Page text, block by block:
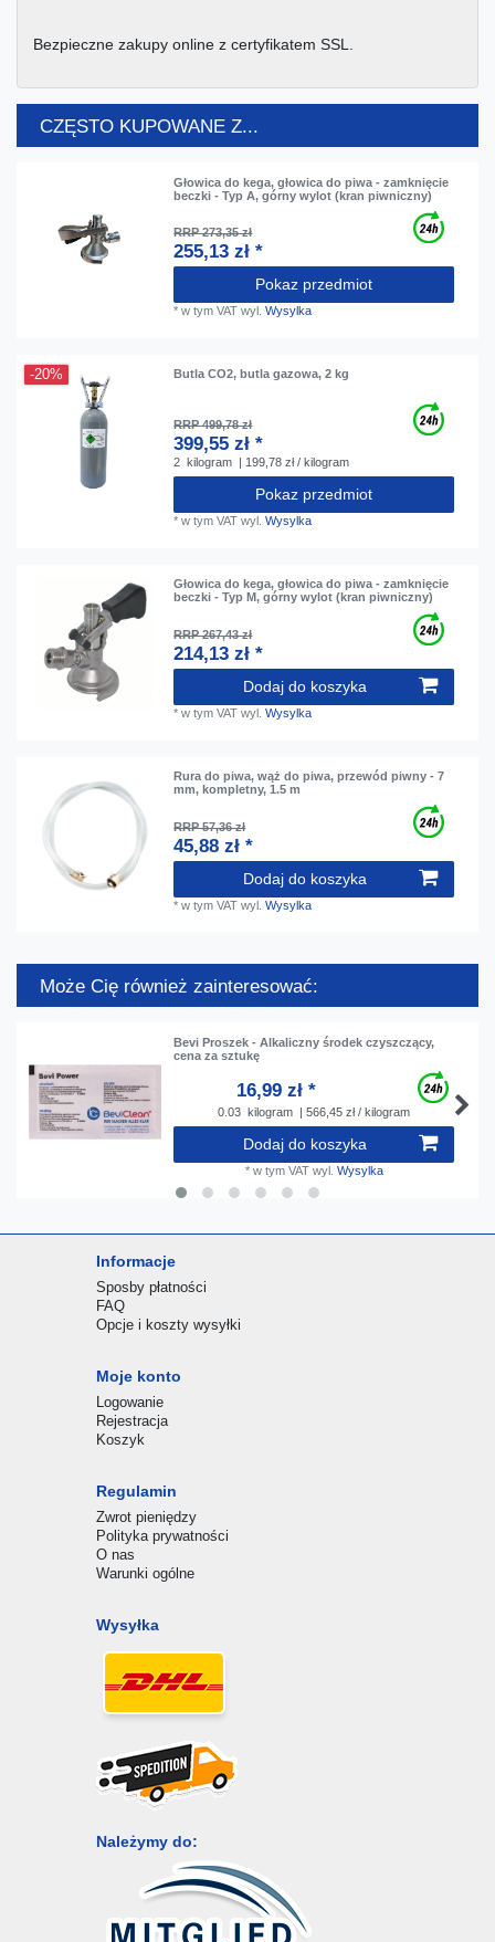
Bezpieczne zakupy online z certyfikatem SSL.
CZĘSTO KUPOWANE Z...
Głowica do kega, głowica do piwa - zamknięcie
beczki - Typ A, górny wylot (kran piwniczny)
RRP 273,35 zł
255,13 zł *
Pokaz przedmiot
*w tym VAT wyl.Wysylka
-20% Butla CO2, butla gazowa, 2 kg
RRP 499,78 zł
399,55 zł *
2 kilogram | 199,78 zł / kilogram
Pokaz przedmiot
*w tym VAT wyl.Wysylka
Głowica do kega, głowica do piwa - zamknięcie
beczki - Typ M, górny wylot (kran piwniczny)
RRP 267,43 zł
214,13 zł *
Dodaj do koszyka
*w tym VAT wyl.Wysylka
Rura do piwa, wąż do piwa, przewód piwny - 7
mm, kompletny, 1.5 m
RRP 57,36 zł
45,88 zł *
Dodaj do koszyka
*w tym VAT wyl.Wysylka
Może Cię również zainteresować:
Bevi Proszek - Alkaliczny środek czyszczący,
сena za sztukę
16,99 zł *
0.03 kilogram | 566,45 zł / kilogram
Dodaj do koszyka
* w tym VATwyl. Wysylka
Informacje
Sposby płatności
FAQ
Opcje i koszty wysyłki
Moje konto
Logowanie
Rejestracja
Koszyk
Regulamin
Zwrot pieniędzy
Polityka prywatności
O nas
Warunki ogólne
Wysyłka
Należymy do: